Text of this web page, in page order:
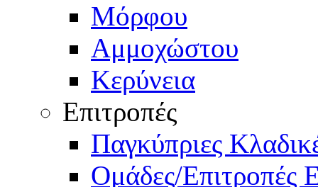
Μόρφου
Αμμοχώστου
Κερύνεια
Επιτροπές
Παγκύπριες
Ομάδες/Επιτροπές